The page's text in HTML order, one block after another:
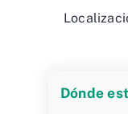
Dónde